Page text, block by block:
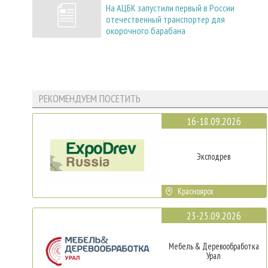
На АЦБК запустили первый в России
отечественный транспортер для
окорочного барабана
РЕКОМЕНДУЕМ ПОСЕТИТЬ
16-18.09.2026
Эксподрев
Красноярск
23-25.09.2026
Мебель & Деревообработка
Урал